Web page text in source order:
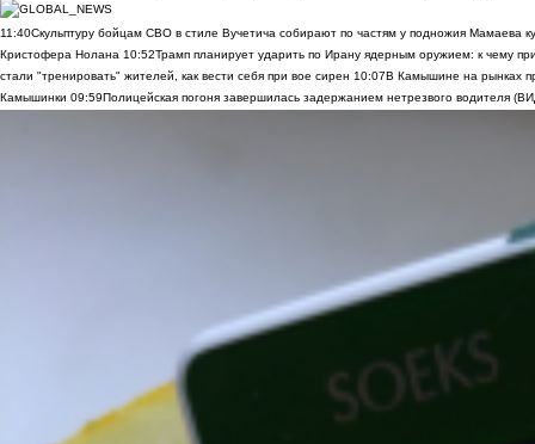
11:40Скульптуру бойцам СВО в стиле Вучетича собирают по частям у подножия Мамаева
Кристофера Нолана 10:52Трамп планирует ударить по Ирану ядерным оружием: к чему
стали "тренировать" жителей, как вести себя при вое сирен 10:07В Камышине на рынках
Камышинки 09:59Полицейская погоня завершилась задержанием нетрезвого водителя